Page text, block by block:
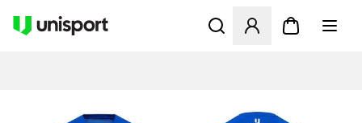
Apre una finestra modale